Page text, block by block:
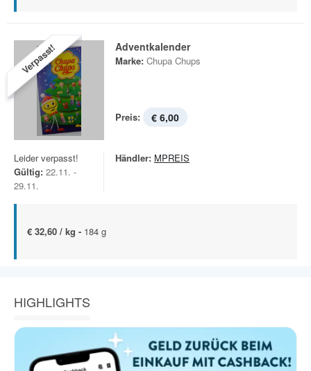
Verpasst! Adventkalender
Marke: Chupa Chups
Preis: € 6,00
Leider verpasst!
Gültig: 22.11. -
29.11.
Händler: MPREIS
€ 32,60 / kg - 184 g
HIGHLIGHTS